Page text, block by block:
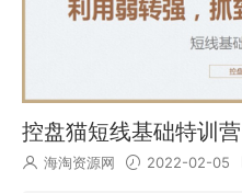
控盘猫短线基础特训
海淘资源网 2022-02-05